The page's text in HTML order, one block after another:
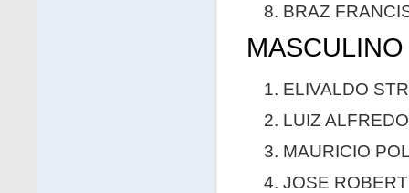
BRAZ
ELIVALDO
LUIZ
MAURICIO
JOSE